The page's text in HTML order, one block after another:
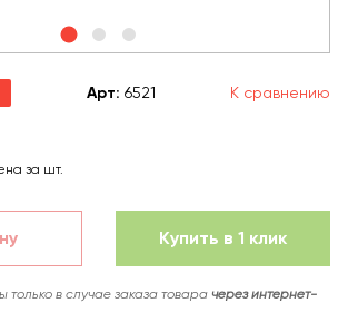
Арт: 6521 К сравнению
за шт.
Купить в 1 клик
только в случае заказа товара через интернет-